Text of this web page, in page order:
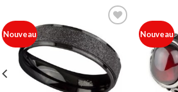
Nouveau
à ma
liste
Nouveau